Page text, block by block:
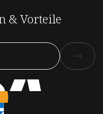
& Vorteile